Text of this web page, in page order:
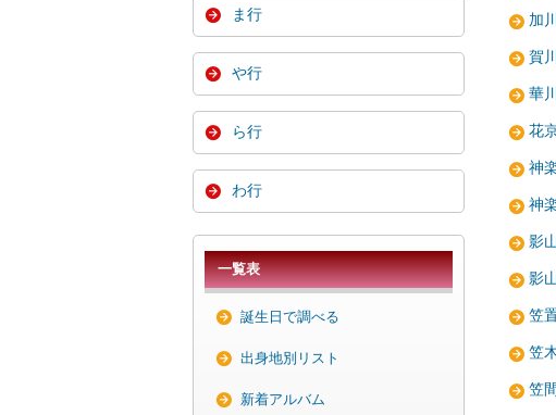
加
賀
華
花
神
神
影
影
笠
笠
笠
ま行
や行
ら行
わ行
一覧表
誕生日で調べる
出身地別リスト
新着アルバム